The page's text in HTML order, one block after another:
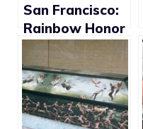
San Francisco:
Rainbow Honor
Walk in
memoria dei
personaggi gay